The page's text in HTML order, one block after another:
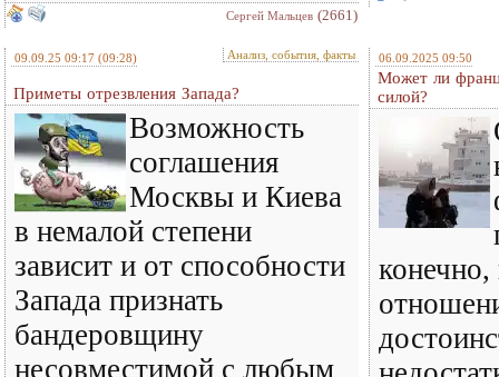
Сергей Мальцев (2661)
09.09.25 09:17 (09:28) Анализ, события, факты
Приметы отрезвления Запада?
Возможность
соглашения
Москвы и Киева
в немалой степени
зависит и от способности
Запада признать
бандеровщину
несовместимой с любым
06.09.2025 09:50
Может ли
силой?